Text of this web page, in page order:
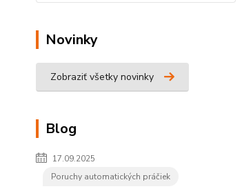
Novinky
Zobraziť všetky novinky
Blog
17.09.2025
Poruchy automatických práčiek